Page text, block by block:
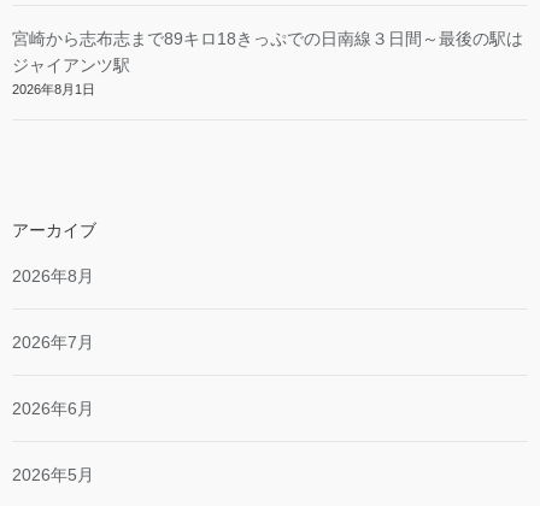
宮崎から志布志まで89キロ18きっぷでの日南線３日間～最後の駅は
ジャイアンツ駅
2026年8月1日
アーカイブ
2026年8月
2026年7月
2026年6月
2026年5月